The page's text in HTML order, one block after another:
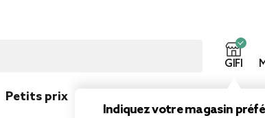
GIFI
Indiquez votre magasin
Petits prix